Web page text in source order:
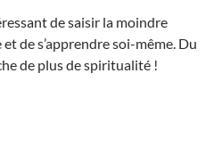
de saisir la moindre
de s’apprendre soi-même. Du
de plus de spiritualité !